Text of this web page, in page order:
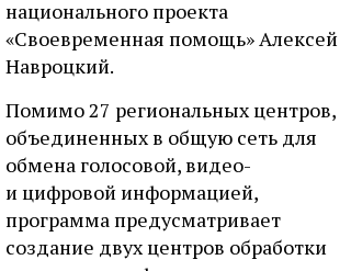
национального проекта
«Своевременная помощь» Алексей
Навроцкий.
Помимо 27 региональных центров,
объединенных в общую сеть для
обмена голосовой, видео-
и цифровой информацией,
программа предусматривает
создание двух центров обработки